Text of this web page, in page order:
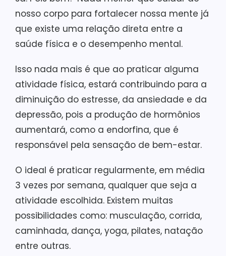
nosso corpo para fortalecer nossa mente já
que existe uma relação direta entre a
saúde física e o desempenho mental.
Isso nada mais é que ao praticar alguma
atividade física, estará contribuindo para a
diminuição do estresse, da ansiedade e da
depressão, pois a produção de hormônios
aumentará, como a endorfina, que é
responsável pela sensação de bem-estar.
O ideal é praticar regularmente, em média
3 vezes por semana, qualquer que seja a
atividade escolhida. Existem muitas
possibilidades como: musculação, corrida,
caminhada, dança, yoga, pilates, natação
entre outras.